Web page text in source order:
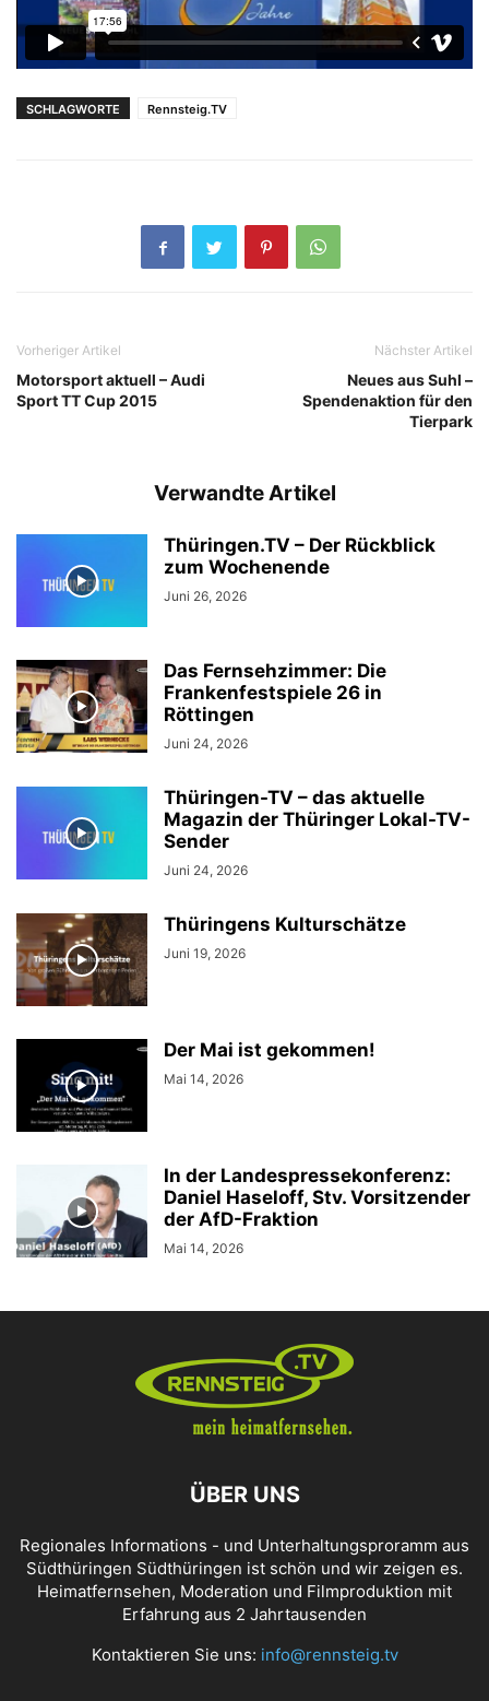
SCHLAGWORTE Rennsteig.TV
Vorheriger Artikel
Motorsport aktuell – Audi
Sport TT Cup 2015
Nächster Artikel
Neues aus Suhl –
Spendenaktion für den
Tierpark
Verwandte Artikel
Thüringen.TV – Der Rückblick
zum Wochenende
Juni 26, 2026
Das Fernsehzimmer: Die
Frankenfestspiele 26 in
Röttingen
Juni 24, 2026
Thüringen-TV – das aktuelle
Magazin der Thüringer Lokal-TV-
Sender
Juni 24, 2026
Thüringens Kulturschätze
Juni 19, 2026
Der Mai ist gekommen!
Mai 14, 2026
In der Landespressekonferenz:
Daniel Haseloff, Stv. Vorsitzender
der AfD-Fraktion
Mai 14, 2026
ÜBER UNS
Regionales Informations - und Unterhaltungsproramm aus
Südthüringen Südthüringen ist schön und wir zeigen es.
Heimatfernsehen, Moderation und Filmproduktion mit
Erfahrung aus 2 Jahrtausenden
Kontaktieren Sie uns: info@rennsteig.tv